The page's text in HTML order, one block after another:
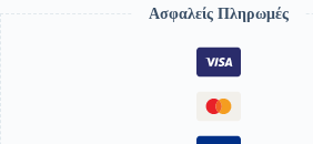
Ασφαλείς Πληρωμές